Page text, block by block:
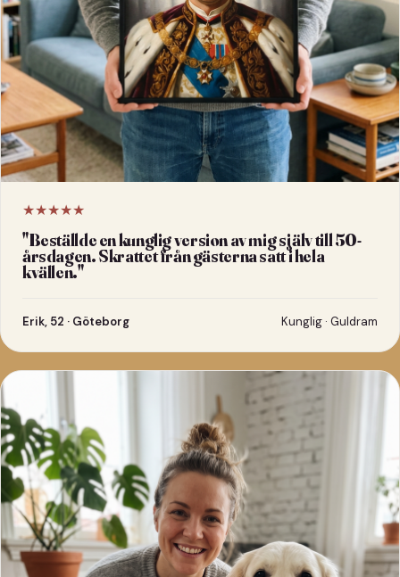
★★★★★
"Beställde en kunglig version av mig själv till 50-
årsdagen. Skrattet från gästerna satt i hela
kvällen."
Erik, 52 · Göteborg Kunglig · Guldram